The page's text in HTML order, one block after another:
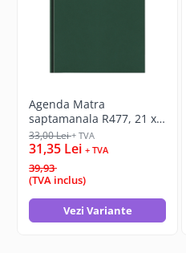
Agenda Matra
saptamanala R477, 21 x
27 cm
33,00 Lei+ TVA
31,35 Lei + TVA
39,93
(TVA inclus)
Vezi Variante